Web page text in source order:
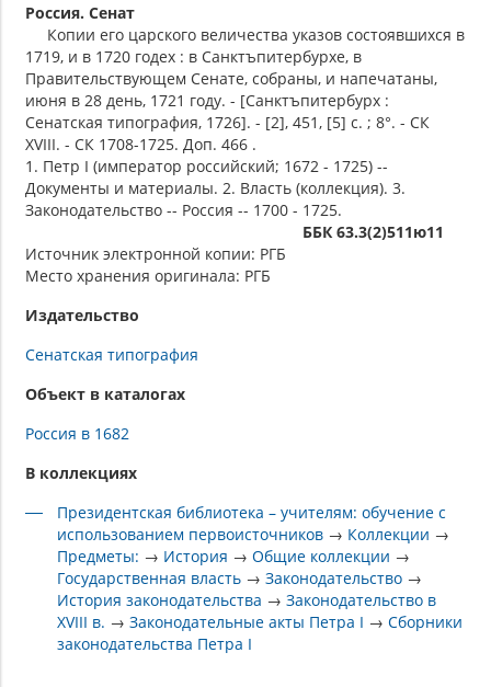
Россия. Сенат
Копии его царского величества указов состоявшихся в
1719, и в 1720 годех : в Санктъпитербурхе, в
Правительствующем Сенате, собраны, и напечатаны,
июня в 28 день, 1721 году. - [Санктъпитербурх :
Сенатская типография, 1726]. - [2], 451, [5] с. ; 8°. - СК
XVIII. - СК 1708-1725. Доп. 466 .
1. Петр I (император российский; 1672 - 1725) --
Документы и материалы. 2. Власть (коллекция). 3.
Законодательство -- Россия -- 1700 - 1725.
ББК 63.3(2)511ю11
Источник электронной копии: РГБ
Место хранения оригинала: РГБ
Издательство
Сенатская типография
Объект в каталогах
Россия в 1682
В коллекциях
Президентская библиотека – учителям: обучение с
использованием первоисточников → Коллекции →
Предметы: → История →Общие коллекции →
Государственная власть →Законодательство →
История законодательства →Законодательство в
XVIII в. →Законодательные акты Петра I →Сборники
законодательства Петра I